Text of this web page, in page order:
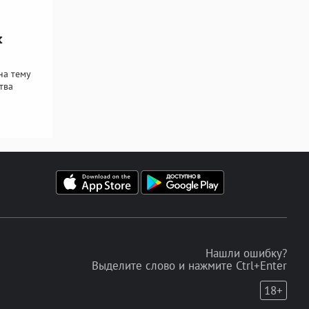
тему
Нашли ошибку?
Выделите слово и нажмите Ctrl+Enter
18+